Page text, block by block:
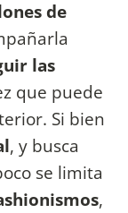
de
las
que puede
Si bien
, y busca
se limita
,